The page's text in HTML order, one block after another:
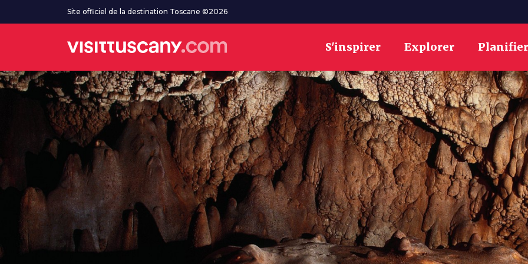
Aller au contenu principalSite officiel de la destination Toscane ©2026
S'inspirer Explorer Planifier